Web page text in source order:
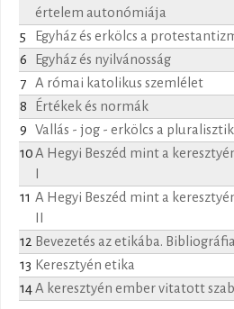
értelem autonómiája
5
Egyház és erkölcs a
6
Egyház és nyilvánosság
7
A római katolikus szemlélet
8
Értékek és normák
9
Vallás - jog - erkölcs a
10A Hegyi Beszéd mint a
11 A Hegyi Beszéd mint a
12 Bevezetés az etikába. Bibliográfia
13 Keresztyén etika
14A keresztyén ember vitatott